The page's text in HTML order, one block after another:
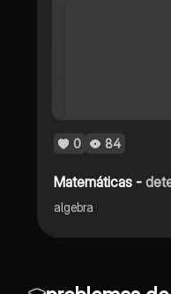
0 84
Matemáticas -
algebra